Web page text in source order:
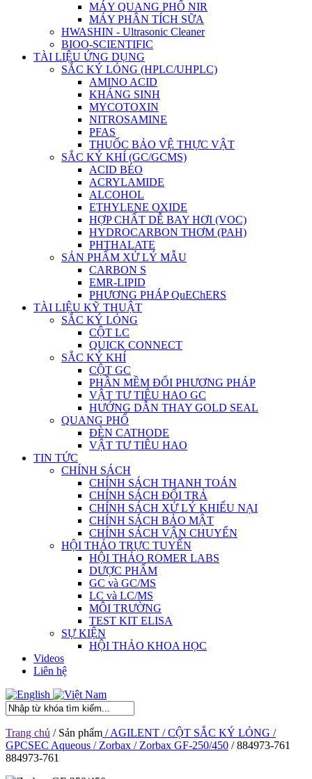
MÁY QUANG PHỔ NIR
MÁY PHÂN TÍCH SỮA
HWASHIN - Ultrasonic Cleaner
BIOO-SCIENTIFIC
TÀI LIỆU ỨNG DỤNG
SẮC KÝ LỎNG (HPLC/UHPLC)
AMINO ACID
KHÁNG SINH
MYCOTOXIN
NITROSAMINE
PFAS
THUỐC BẢO VỆ THỰC VẬT
SẮC KÝ KHÍ (GC/GCMS)
ACID BÉO
ACRYLAMIDE
ALCOHOL
ETHYLENE OXIDE
HỢP CHẤT DỄ BAY HƠI (VOC)
HYDROCARBON THƠM (PAH)
PHTHALATE
SẢN PHẨM XỬ LÝ MẪU
CARBON S
EMR-LIPID
PHƯƠNG PHÁP QuEChERS
TÀI LIỆU KỸ THUẬT
SẮC KÝ LỎNG
CỘT LC
QUICK CONNECT
SẮC KÝ KHÍ
CỘT GC
PHẦN MỀM ĐỔI PHƯƠNG PHÁP
VẬT TƯ TIÊU HAO GC
HƯỚNG DẪN THAY GOLD SEAL
QUANG PHỔ
ĐÈN CATHODE
VẬT TƯ TIÊU HAO
TIN TỨC
CHÍNH SÁCH
CHÍNH SÁCH THANH TOÁN
CHÍNH SÁCH ĐỔI TRẢ
CHÍNH SÁCH XỬ LÝ KHIẾU NẠI
CHÍNH SÁCH BẢO MẬT
CHÍNH SÁCH VẬN CHUYỂN
HỘI THẢO TRỰC TUYẾN
HỘI THẢO ROMER LABS
DƯỢC PHẨM
GC và GC/MS
LC và LC/MS
MÔI TRƯỜNG
TEST KIT ELISA
SỰ KIỆN
HỘI THẢO KHOA HỌC
Videos
Liên hệ
Trang chủ / Sản phẩm / AGILENT / CỘT SẮC KÝ LỎNG /
GPCSEC Aqueous / Zorbax / Zorbax GF-250/450 / 884973-761
884973-761